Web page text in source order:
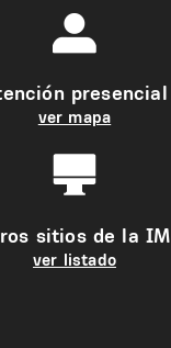
presencial
ver mapa
sitios de la IM
ver listado